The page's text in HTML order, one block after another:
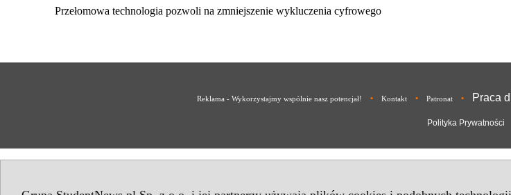
Przełomowa technologia pozwoli na zmniejszenie wykluczenia cyfrowego
Reklama - Wykorzystajmy wspólnie nasz potencjał! • Kontakt • Patronat • Praca
Polityka Prywatności